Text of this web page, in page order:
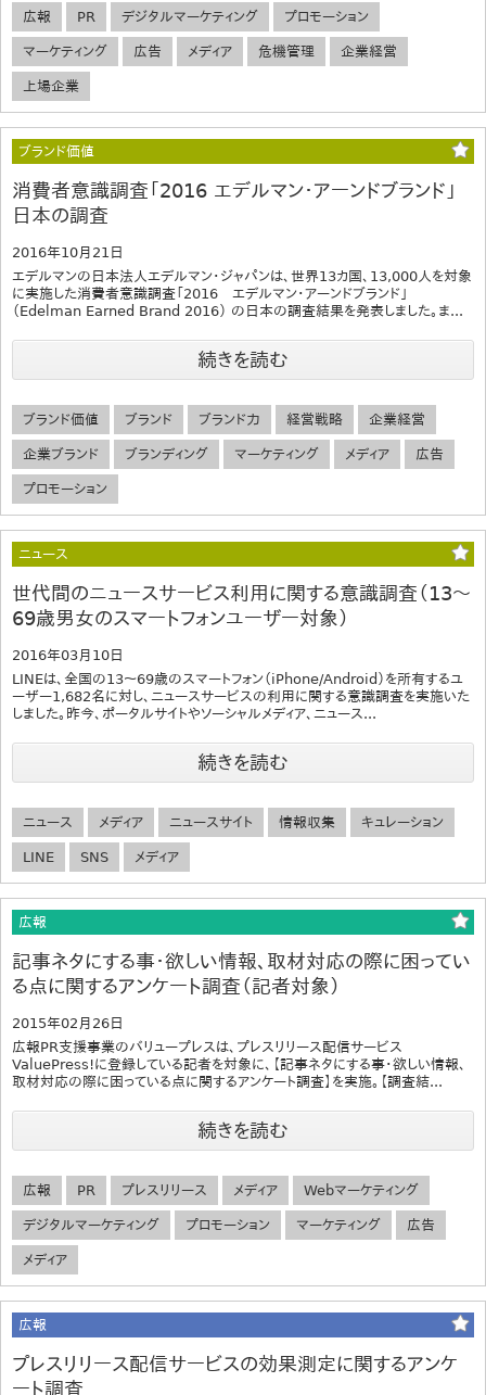
広報 PR デジタルマーケティング プロモーション
マーケティング 広告 メディア 危機管理 企業経営
上場企業
ブランド価値
消費者意識調査「2016 エデルマン・アーンドブランド」
日本の調査
2016年10月21日
エデルマンの日本法人エデルマン・ジャパンは、世界13カ国、13,000人を対象
に実施した消費者意識調査「2016 エデルマン・アーンドブランド」
（Edelman Earned Brand 2016） の日本の調査結果を発表しました。ま...
続きを読む
ブランド価値 ブランド ブランド力 経営戦略 企業経営
企業ブランド ブランディング マーケティング メディア 広告
プロモーション
ニュース
世代間のニュースサービス利用に関する意識調査（13～
69歳男女のスマートフォンユーザー対象）
2016年03月10日
LINEは、全国の13～69歳のスマートフォン（iPhone/Android）を所有するユ
ーザー1,682名に対し、ニュースサービスの利用に関する意識調査を実施いた
しました。昨今、ポータルサイトやソーシャルメディア、ニュース...
続きを読む
ニュース メディア ニュースサイト 情報収集 キュレーション
LINE SNS メディア
広報
記事ネタにする事・欲しい情報、取材対応の際に困ってい
る点に関するアンケート調査（記者対象）
2015年02月26日
広報PR支援事業のバリュープレスは、プレスリリース配信サービス
ValuePress!に登録している記者を対象に、【記事ネタにする事・欲しい情報、
取材対応の際に困っている点に関するアンケート調査】を実施。【調査結...
続きを読む
広報 PR プレスリリース メディア Webマーケティング
デジタルマーケティング プロモーション マーケティング 広告
メディア
広報
プレスリリース配信サービスの効果測定に関するアンケ
ート調査